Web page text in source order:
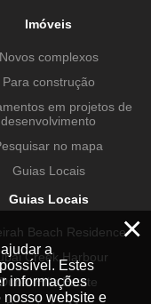
Imóveis
Novos complexos
Para construção
em projetos de
desenvolvimento
no mapa
Guias Locais
Guias Locais
Beach Residence
Creek Harbour
Dubai Hills Estate
×
a
Estes
informações
nosso website e